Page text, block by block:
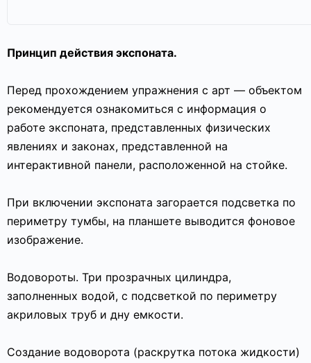
Принцип действия экспоната.
Перед прохождением упражнения с арт — объектом
рекомендуется ознакомиться с информация о
работе экспоната, представленных физических
явлениях и законах, представленной на
интерактивной панели, расположенной на стойке.
При включении экспоната загорается подсветка по
периметру тумбы, на планшете выводится фоновое
изображение.
Водовороты. Три прозрачных цилиндра,
заполненных водой, с подсветкой по периметру
акриловых труб и дну емкости.
Создание водоворота (раскрутка потока жидкости)